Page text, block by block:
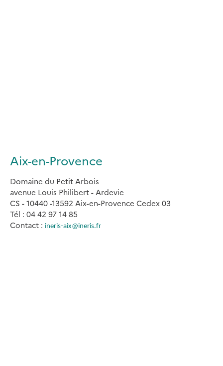
Aix-en-Provence
Domaine du Petit Arbois
avenue Louis Philibert - Ardevie
CS - 10440 -13592 Aix-en-Provence Cedex 03
Tél : 04 42 97 14 85
Contact : ineris-aix@ineris.fr